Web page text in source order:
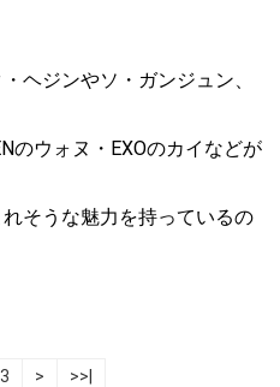
ヘジンやソ・ガンジュン、
のウォヌ・EXOのカイなどが
そうな魅力を持っているの
3 > >>|